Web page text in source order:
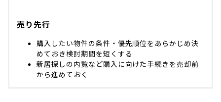
売り先行
購入したい物件の条件・優先順位をあらかじめ決
めておき検討期間を短くする
新居探しの内覧など購入に向けた手続きを売却前
から進めておく